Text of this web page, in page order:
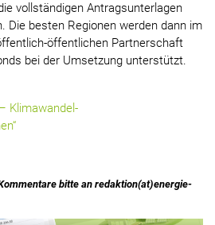
vollständigen Antragsunterlagen
Die besten Regionen werden dann im
öffentlichen Partnerschaft
bei der Umsetzung unterstützt.
Klimawandel-
bitte an redaktion(at)energie-